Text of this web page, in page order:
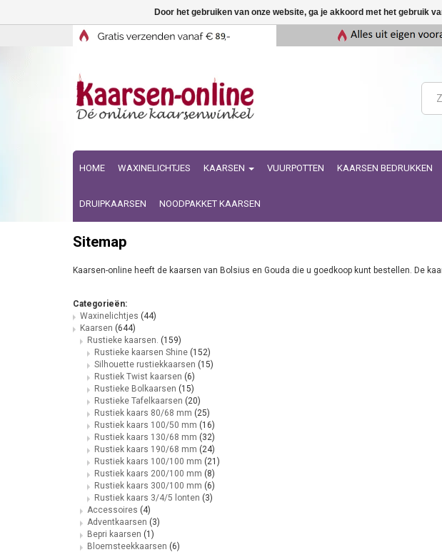
HOME WAXINELICHTJES KAARSEN VUURPOTTEN KAARSEN BEDRUKKEN
DRUIPKAARSEN NOODPAKKET KAARSEN
Sitemap
Kaarsen-online heeft de kaarsen van Bolsius en Gouda die u goedkoop kunt bestellen. De
Categorieën:
Waxinelichtjes (44)
Kaarsen (644)
Rustieke kaarsen. (159)
Rustieke kaarsen Shine (152)
Silhouette rustiekkaarsen (15)
Rustiek Twist kaarsen (6)
Rustieke Bolkaarsen (15)
Rustieke Tafelkaarsen (20)
Rustiek kaars 80/68 mm (25)
Rustiek kaars 100/50 mm (16)
Rustiek kaars 130/68 mm (32)
Rustiek kaars 190/68 mm (24)
Rustiek kaars 100/100 mm (21)
Rustiek kaars 200/100 mm (8)
Rustiek kaars 300/100 mm (6)
Rustiek kaars 3/4/5 lonten (3)
Accessoires (4)
Adventkaarsen (3)
Bepri kaarsen (1)
Bloemsteekkaarsen (6)
Door het gebruiken van onze website, ga je akkoord met het gebruik